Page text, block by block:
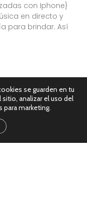
con Iphone}
en directo y
para brindar. Así
se guarden en tu
analizar el uso del
marketing.